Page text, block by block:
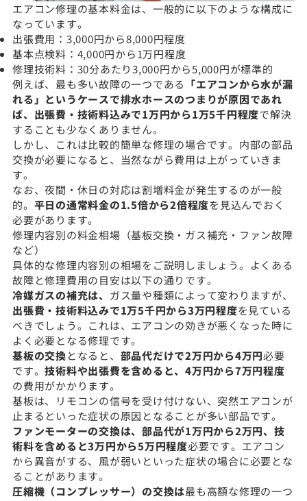
エアコン修理の基本料金は、一般的に以下のような構成に
なっています。
出張費用：3,000円から8,000円程度
基本点検料：4,000円から1万円程度
修理技術料：30分あたり3,000円から5,000円が標準的
例えば、最も多い故障の一つである 「エアコンから水が漏
れる」というケースで排水ホースのつまりが原因であれ
ば、出張費・技術料込みで1万円から1万5千円程度で解決
することも少なくありません。
しかし、これは比較的簡単な修理の場合です。内部の部品
交換が必要になると、当然ながら費用は上がっていきま
す。
なお、夜間・休日の対応は割増料金が発生するのが一般
的。 平日の通常料金の1.5倍から2倍程度を見込んでおく
必要があります。
修理内容別の料金相場（基板交換・ガス補充・ファン故障
など）
具体的な修理内容別の相場をご説明しましょう。よくある
故障と修理費用の目安は以下の通りです。
冷媒ガスの補充は、 ガス量や種類によって変わりますが、
出張費・技術料込みで1万5千円から3万円程度を見ている
べきでしょう。これは、エアコンの効きが悪くなった時に
よく必要となる修理です。
基板の交換となると、 部品代だけで2万円から4万円必要
です。技術料や出張費を含めると、4万円から7万円程度
の費用がかかります。
基板は、リモコンの信号を受け付けない、突然エアコンが
止まるといった症状の原因となることが多い部品です。
ファンモーターの交換は、部品代が1万円から2万円、技
術料を含めると3万円から5万円程度必要です。エアコン
から異音がする、風が弱いといった症状の場合に必要とな
ることがあります。
圧縮機（コンプレッサー）の交換は最も高額な修理の一つ